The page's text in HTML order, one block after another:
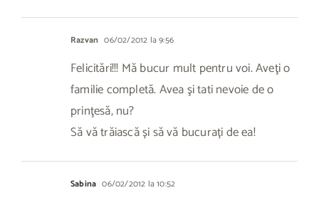
Razvan 06/02/2012 la 9:56
Felicitări!!! Mă bucur mult pentru voi. Aveţi o
familie completă. Avea şi tati nevoie de o
prinţesă, nu?
Să vă trăiască și să vă bucurați de ea!
Sabina 06/02/2012 la 10:52